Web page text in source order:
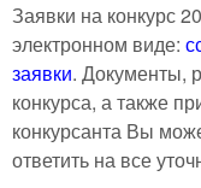
Заявки на конкурс
электронном виде:
заявки. Документы,
конкурса, а также
конкурсанта Вы
ответить на все